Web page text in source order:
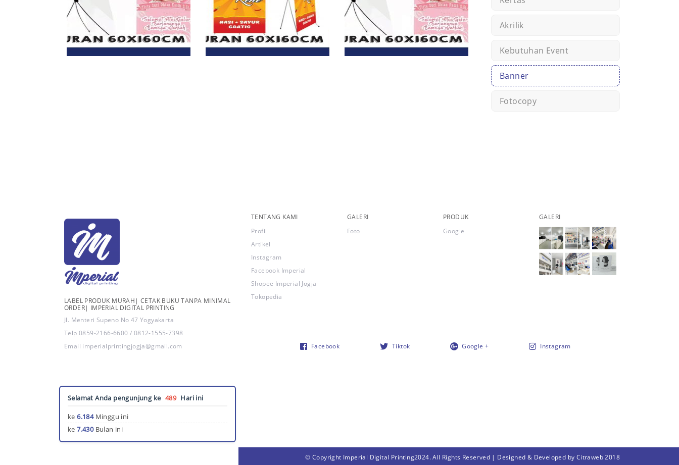
Akrilik
Kebutuhan Event
Banner
Fotocopy
LABEL PRODUK MURAH| CETAK BUKU TANPA MINIMAL
ORDER| IMPERIAL DIGITAL PRINTING
Jl. Menteri Supeno No 47 Yogyakarta
Telp 0859-2166-6600 / 0812-1555-7398
Email imperialprintingjogja@gmail.com
Selamat Anda pengunjung ke 489 Hari ini
ke6.184Minggu ini
ke7.430Bulan ini
TENTANG KAMI
Profil
Artikel
Instagram
Facebook Imperial
Shopee Imperial Jogja
Tokopedia
GALERI
Foto
PRODUK
Google
GALERI
Facebook Tiktok Google + Instagram
© Copyright Imperial Digital Printing2024. All Rights Reserved | Designed & Developed by Citraweb2018